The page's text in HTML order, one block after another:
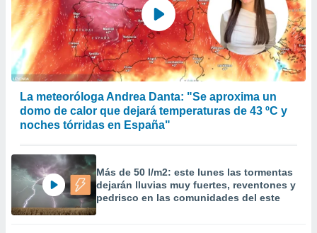
La meteoróloga Andrea Danta: "Se aproxima un
domo de calor que dejará temperaturas de 43 ºC y
noches tórridas en España"
Más de 50 l/m2: este lunes las tormentas
dejarán lluvias muy fuertes, reventones y
pedrisco en las comunidades del este